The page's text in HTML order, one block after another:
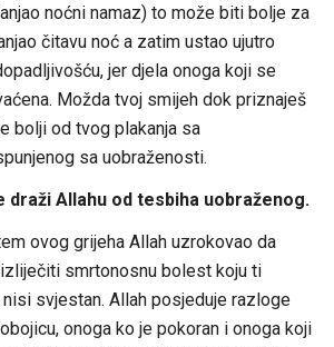
noćni namaz) to može biti bolje za
čitavu noć a zatim ustao ujutro
jer djela onoga koji se
Možda tvoj smijeh dok priznaješ
bolji od tvog plakanja sa
sa uobraženosti.
draži Allahu od tesbiha uobraženog.
ovog grijeha Allah uzrokovao da
smrtonosnu bolest koju ti
svjestan. Allah posjeduje razloge
onoga ko je pokoran i onoga koji